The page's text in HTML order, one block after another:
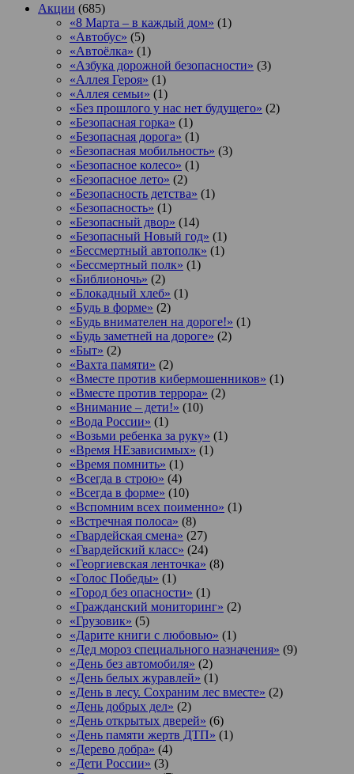
Акции (685)
«8 Марта – в каждый дом» (1)
«Автобус» (5)
«Автоёлка» (1)
«Азбука дорожной безопасности» (3)
«Аллея Героя» (1)
«Аллея семьи» (1)
«Без прошлого у нас нет будущего» (2)
«Безопасная горка» (1)
«Безопасная дорога» (1)
«Безопасная мобильность» (3)
«Безопасное колесо» (1)
«Безопасное лето» (2)
«Безопасность детства» (1)
«Безопасность» (1)
«Безопасный двор» (14)
«Безопасный Новый год» (1)
«Бессмертный автополк» (1)
«Бессмертный полк» (1)
«Библионочь» (2)
«Блокадный хлеб» (1)
«Будь в форме» (2)
«Будь внимателен на дороге!» (1)
«Будь заметней на дороге» (2)
«Быт» (2)
«Вахта памяти» (2)
«Вместе против кибермошенников» (1)
«Вместе против террора» (2)
«Внимание – дети!» (10)
«Вода России» (1)
«Возьми ребенка за руку» (1)
«Время НЕзависимых» (1)
«Время помнить» (1)
«Всегда в строю» (4)
«Всегда в форме» (10)
«Вспомним всех поименно» (1)
«Встречная полоса» (8)
«Гвардейская смена» (27)
«Гвардейский класс» (24)
«Георгиевская ленточка» (8)
«Голос Победы» (1)
«Город без опасности» (1)
«Гражданский мониторинг» (2)
«Грузовик» (5)
«Дарите книги с любовью» (1)
«Дед мороз специального назначения» (9)
«День без автомобиля» (2)
«День белых журавлей» (1)
«День в лесу. Сохраним лес вместе» (2)
«День добрых дел» (2)
«День открытых дверей» (6)
«День памяти жертв ДТП» (1)
«Дерево добра» (4)
«Дети России» (3)